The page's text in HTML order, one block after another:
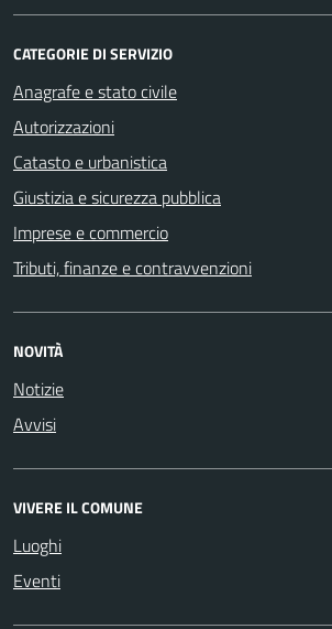
CATEGORIE DI SERVIZIO
Anagrafe e stato civile
Autorizzazioni
Catasto e urbanistica
Giustizia e sicurezza pubblica
Imprese e commercio
Tributi, finanze e contravvenzioni
NOVITÀ
Notizie
Avvisi
VIVERE IL COMUNE
Luoghi
Eventi